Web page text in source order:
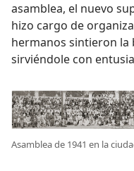
asamblea, el nuevo
hizo cargo de
hermanos sintieron la
sirviéndole con
Asamblea de 1941 en la